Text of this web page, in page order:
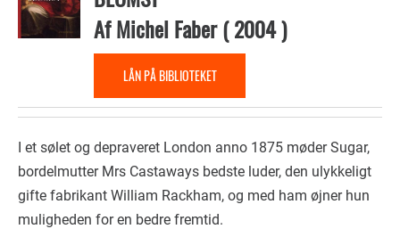
Temaer
AfMichel Faber(2004)
LÅN PÅ BIBLIOTEKET
I et sølet og depraveret London anno 1875 møder Sugar,
bordelmutter Mrs Castaways bedste luder, den ulykkeligt
gifte fabrikant William Rackham, og med ham øjner hun
muligheden for en bedre fremtid.